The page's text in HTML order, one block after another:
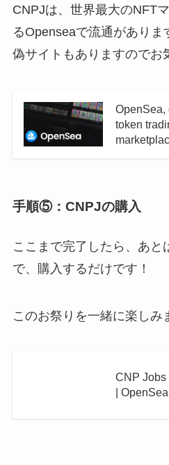
CNPJは、世界最大のNFT
るOpenseaで流通がありま
偽サイトもありますのでお
token
手順⑤：CNPJの購入
ここまで完了したら、あと
で、購入するだけです！
このお祭りを一緒に楽しみ
CNP Jobs
| OpenSea